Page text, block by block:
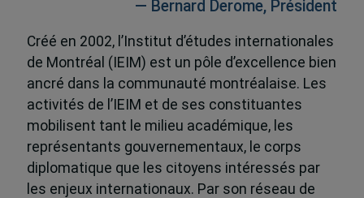
— Bernard Derome, Président
Créé en 2002, l’Institut d’études internationales
de Montréal (IEIM) est un pôle d’excellence bien
ancré dans la communauté montréalaise. Les
activités de l’IEIM et de ses constituantes
mobilisent tant le milieu académique, les
représentants gouvernementaux, le corps
diplomatique que les citoyens intéressés par
les enjeux internationaux. Par son réseau de